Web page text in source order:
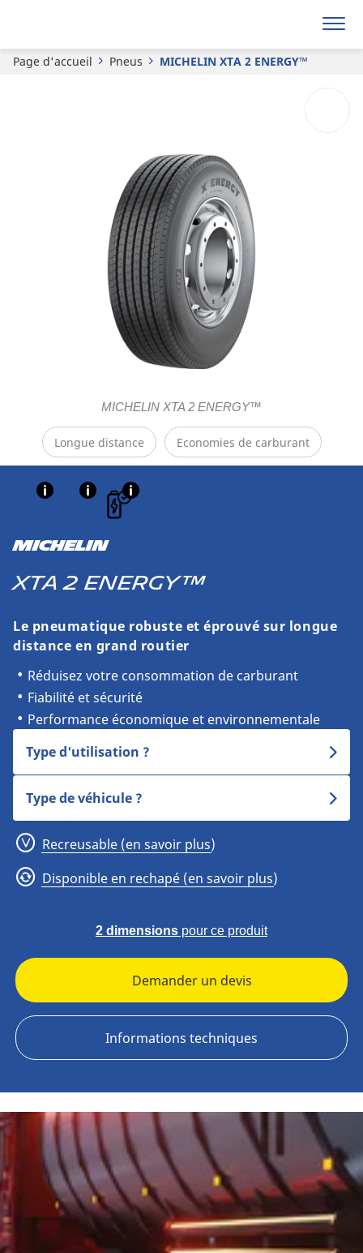
Page d'accueil Pneus MICHELIN XTA 2 ENERGY™
MICHELIN XTA 2 ENERGY™
Longue distance Economies de carburant
MICHELIN
XTA 2 ENERGY™
Le pneumatique robuste et éprouvé sur longue
distance en grand routier
Réduisez votre consommation de carburant
Fiabilité et sécurité
Performance économique et environnementale
Type d'utilisation ?
Type de véhicule ?
Recreusable (en savoir plus)
Disponible en rechapé (en savoir plus)
2 dimensions pour ce produit
Demander un devis
Informations techniques